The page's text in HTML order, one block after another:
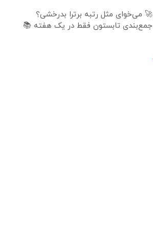
🚀 می‌خوای مثل رتبه برترا بدرخشی؟
جمع‌بندی تابستون فقط در یک هفته 📚